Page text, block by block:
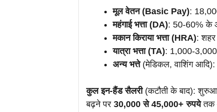
मूल वेतन (Basic Pay):
महंगाई भत्ता (DA): 50-60% के
मकान किराया भत्ता (HRA):
यात्रा भत्ता (TA): 1,000-
अन्य भत्ते(मेडिकल, वाशिंग
कुल इन-हैंड सैलरी(कटौती के बाद):
बढ़ने पर 30,000 से 45,000+ रुपयेतक